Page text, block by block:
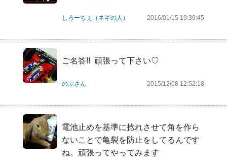
しろーちぇ（ネギの人） 2016/01/15 19:39:45
ご名答!!  頑張って下さい♡
のぶさん 2015/12/08 12:52:18
電池止めを基準に捻れさせて角を作ら
ないことで亀裂を防止をしてるんです
ね。頑張ってやってみます